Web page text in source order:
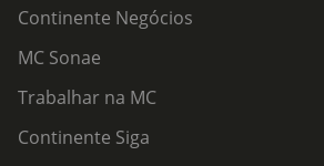
Continente Negócios
MC Sonae
Trabalhar na MC
Continente Siga